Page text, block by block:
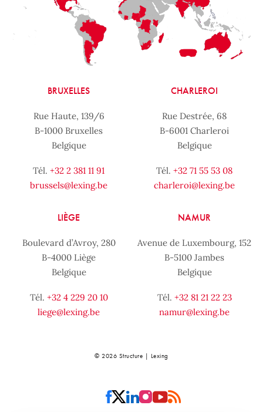
BRUXELLES
Rue Haute, 139/6
B-1000 Bruxelles
Belgique
Tél. +32 2 381 11 91
brussels@lexing.be
CHARLEROI
Rue Destrée, 68
B-6001 Charleroi
Belgique
Tél. +32 71 55 53 08
charleroi@lexing.be
LIÈGE
Boulevard d’Avroy, 280
B-4000 Liège
Belgique
Tél. +32 4 229 20 10
liege@lexing.be
NAMUR
Avenue de Luxembourg, 152
B-5100 Jambes
Belgique
Tél. +32 81 21 22 23
namur@lexing.be
© 2026 Structure | Lexing